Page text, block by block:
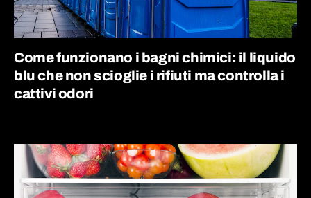
Come funzionano i bagni chimici: il liquido
blu che non scioglie i rifiuti ma controlla i
cattivi odori